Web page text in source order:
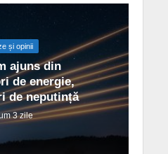
și opinii
ajuns din
de energie,
de neputință
3 zile